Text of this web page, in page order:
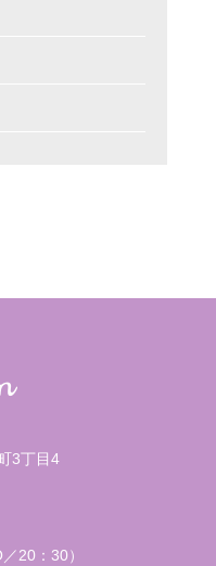
3丁目4
20：30）